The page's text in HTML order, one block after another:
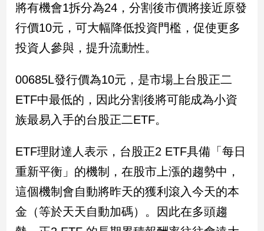
品
觀
點
民
國
會
點
觀
兩
岸/
將有機會1拆分為24，分割後市價將接近原發
行價10元，可大幅降低投資門檻，促使更多
投資人參與，提升流動性。
00685L發行價為10元，是市場上台股正二
ETF中最低的，因此分割後將可能成為小資
族最易入手的台股正二ETF。
ETF理財達人表示，台股正2 ETF具備「每日
重新平衡」的機制，在股市上漲的趨勢中，
這個機制會自動將昨天的獲利滾入今天的本
金（等於天天自動加碼）。因此在多頭趨